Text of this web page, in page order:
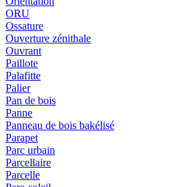
ORU
Ossature
Ouverture zénithale
Ouvrant
Paillote
Palafitte
Palier
Pan de bois
Panne
Panneau de bois bakélisé
Parapet
Parc urbain
Parcellaire
Parcelle